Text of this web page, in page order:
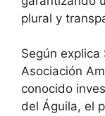
plural y
Según
Asociación
conocido
del Águila, el